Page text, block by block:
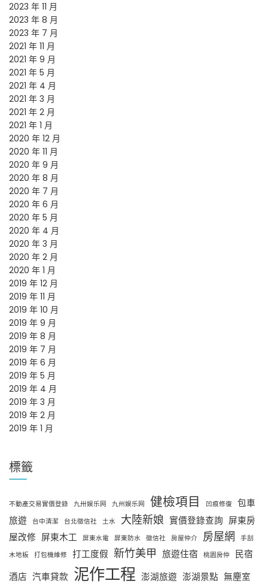
2023 年 11 月
2023 年 8 月
2023 年 7 月
2021 年 11 月
2021 年 9 月
2021 年 5 月
2021 年 4 月
2021 年 3 月
2021 年 2 月
2021 年 1 月
2020 年 12 月
2020 年 11 月
2020 年 9 月
2020 年 8 月
2020 年 7 月
2020 年 6 月
2020 年 5 月
2020 年 4 月
2020 年 3 月
2020 年 2 月
2020 年 1 月
2019 年 12 月
2019 年 11 月
2019 年 10 月
2019 年 9 月
2019 年 8 月
2019 年 7 月
2019 年 6 月
2019 年 5 月
2019 年 4 月
2019 年 3 月
2019 年 2 月
2019 年 1 月
標籤
不動產交易實價登錄 九卅娱乐网 九州娱乐网 健檢項目 凹痕修復
包車
旅遊
台中清潔 台北徵信社 土水 大陸新娘 實價登錄查詢 屏東房
屋改修 屏東木工 屏東水電 屏東防水 徵信社 房屋仲介 房屋網
手刮
木地板
打包機維修 打工度假 新竹美甲 旅遊住宿 桃園房仲
民宿
酒店 汽車貸款 泥作工程 澎湖旅遊 澎湖景點 無塵室